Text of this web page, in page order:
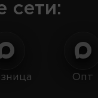
сети:
Опт